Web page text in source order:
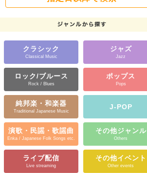
クラシック
Classical Music
ジャズ
Jazz
ロック/ブルース
Rock / Blues
ポップス
Pops
純邦楽・和楽器
Traditional Japanese Music
J-POP
演歌・民謡・歌謡曲
Enka / Japanese Folk Songs etc.
その他ジャンル
Others
ライブ配信
Live streaming
その他イベント
Other events